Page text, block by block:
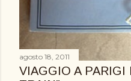
agosto 18, 2011
VIAGGIO A